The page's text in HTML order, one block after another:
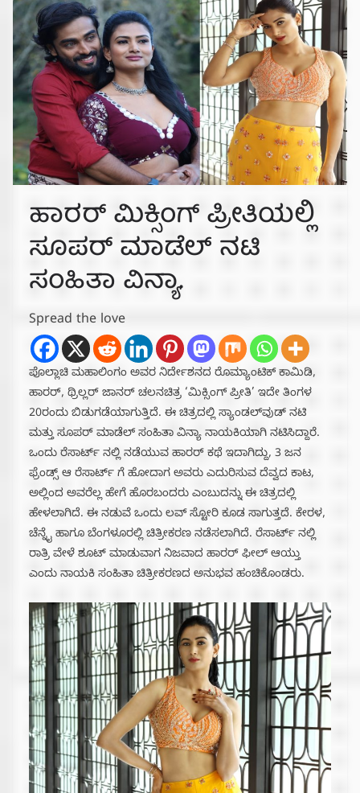
ಹಾರರ್ ಮಿಕ್ಸಿಂಗ್ ಪ್ರೀತಿಯಲ್ಲಿ
ಸೂಪರ್ ಮಾಡೆಲ್ ನಟಿ
ಸಂಹಿತಾ ವಿನ್ಯಾ.
Spread the love
ಪೊಲ್ಲಾಚಿ ಮಹಾಲಿಂಗಂ ಅವರ ನಿರ್ದೇಶನದ ರೊಮ್ಯಾಂಟಿಕ್ ಕಾಮಿಡಿ,
ಹಾರರ್, ಥ್ರಿಲ್ಲರ್ ಜಾನರ್ ಚಲನಚಿತ್ರ ‘ಮಿಕ್ಸಿಂಗ್ ಪ್ರೀತಿ’ ಇದೇ ತಿಂಗಳ
20ರಂದು ಬಿಡುಗಡೆಯಾಗುತ್ತಿದೆ. ಈ ಚಿತ್ರದಲ್ಲಿ ಸ್ಯಾಂಡಲ್‌ವುಡ್ ನಟಿ
ಮತ್ತು ಸೂಪರ್ ಮಾಡೆಲ್ ಸಂಹಿತಾ ವಿನ್ಯಾ ನಾಯಕಿಯಾಗಿ ನಟಿಸಿದ್ದಾರೆ.
ಒಂದು ರೆಸಾರ್ಟ್ ನಲ್ಲಿ ನಡೆಯುವ ಹಾರರ್ ಕಥೆ ಇದಾಗಿದ್ದು, 3 ಜನ
ಫ್ರೆಂಡ್ಸ್ ಆ ರೆಸಾರ್ಟ್ ಗೆ ಹೋದಾಗ ಅವರು ಎದುರಿಸುವ ದೆವ್ವದ ಕಾಟ,
ಅಲ್ಲಿಂದ ಅವರೆಲ್ಲ ಹೇಗೆ ಹೊರಬಂದರು ಎಂಬುದನ್ನು ಈ ಚಿತ್ರದಲ್ಲಿ
ಹೇಳಲಾಗಿದೆ. ಈ ನಡುವೆ ಒಂದು ಲವ್ ಸ್ಟೋರಿ ಕೂಡ ಸಾಗುತ್ತದೆ. ಕೇರಳ,
ಚೆನ್ನೈ ಹಾಗೂ ಬೆಂಗಳೂರಲ್ಲಿ ಚಿತ್ರೀಕರಣ‌ ನಡೆಸಲಾಗಿದೆ. ರೆಸಾರ್ಟ್ ನಲ್ಲಿ
ರಾತ್ರಿ ವೇಳೆ ಶೂಟ್ ಮಾಡುವಾಗ ನಿಜವಾದ ಹಾರರ್ ಫೀಲ್ ಆಯ್ತು
ಎಂದು ನಾಯಕಿ ಸಂಹಿತಾ ಚಿತ್ರೀಕರಣದ ಅನುಭವ ಹಂಚಿಕೊಂಡರು.